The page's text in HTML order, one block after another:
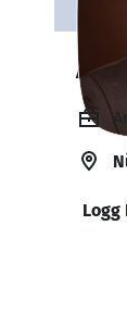
Logg